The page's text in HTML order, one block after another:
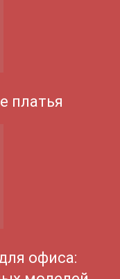
платья
офиса: